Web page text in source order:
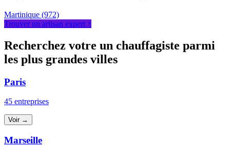
Martinique (972)
Trouver un artisan expert ↑
Recherchez votre un chauffagiste parmi
les plus grandes villes
Paris
45 entreprises
Voir →
Marseille